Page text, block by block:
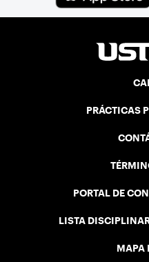
PRÁCTICAS
PORTAL DE
LISTA
MAPA